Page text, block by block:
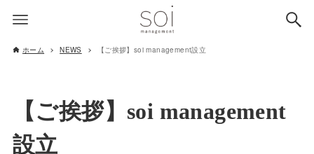
ホーム NEWS 【ご挨拶】soi management設立
【ご挨拶】soi management
設立